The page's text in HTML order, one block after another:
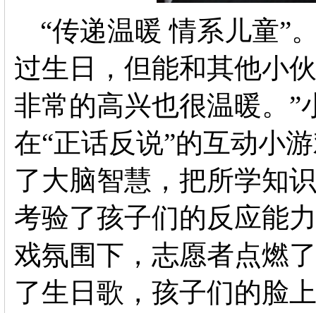
“传递温暖 情系儿童”
过生日，但能和其他小
非常的高兴也很温暖。”
在“正话反说”的互动小
了大脑智慧，把所学知
考验了孩子们的反应能
戏氛围下，志愿者点燃
了生日歌，孩子们的脸